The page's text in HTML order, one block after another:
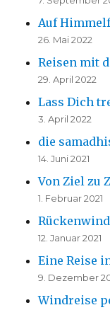
Auf
26. Mai 2022
Reisen mit
29. April 2022
Lass Dich
3. April 2022
die
14. Juni 2021
Von Ziel zu
1. Februar 2021
12. Januar 2021
Eine Reise
9. Dezember
Windreise